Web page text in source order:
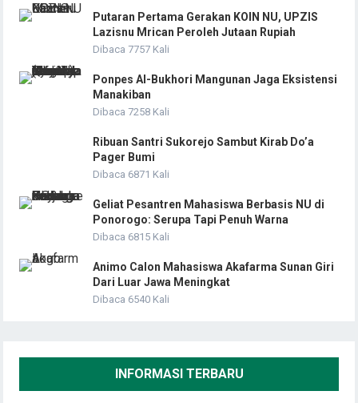
Putaran Pertama Gerakan KOIN NU, UPZIS
Lazisnu Mrican Peroleh Jutaan Rupiah
Dibaca 7757 Kali
Ponpes Al-Bukhori Mangunan Jaga Eksistensi
Manakiban
Dibaca 7258 Kali
Ribuan Santri Sukorejo Sambut Kirab Do’a
Pager Bumi
Dibaca 6871 Kali
Geliat Pesantren Mahasiswa Berbasis NU di
Ponorogo: Serupa Tapi Penuh Warna
Dibaca 6815 Kali
Animo Calon Mahasiswa Akafarma Sunan Giri
Dari Luar Jawa Meningkat
Dibaca 6540 Kali
INFORMASI TERBARU